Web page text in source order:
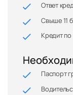
Ответ
Свыше 11
Кредит
Паспорт